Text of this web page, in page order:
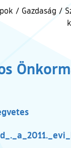
/ Gazdaság /